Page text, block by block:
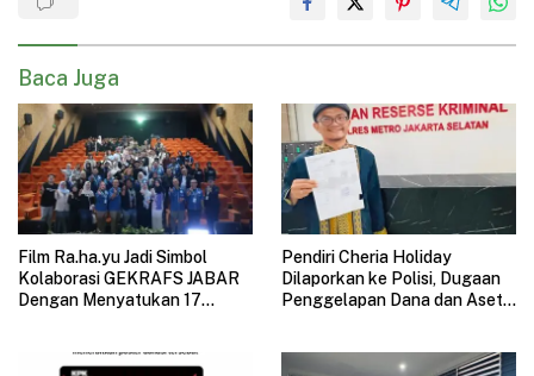
Baca Juga
Film Ra.ha.yu Jadi Simbol
Kolaborasi GEKRAFS JABAR
Dengan Menyatukan 17
Pendiri Cheria Holiday
Dilaporkan ke Polisi, Dugaan
Penggelapan Dana dan Aset